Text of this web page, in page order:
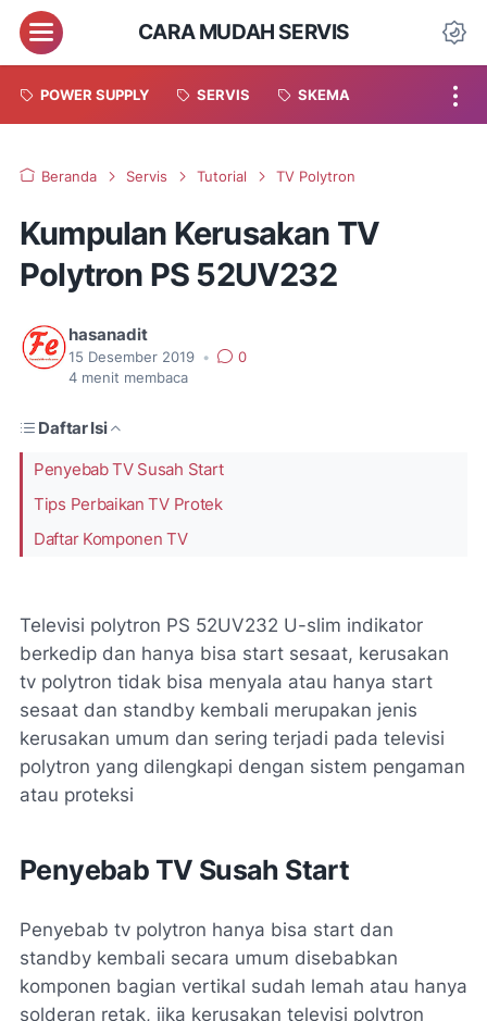
CARA MUDAH SERVIS
POWER SUPPLY SERVIS SKEMA
Beranda Servis Tutorial TV Polytron
Kumpulan Kerusakan TV
Polytron PS 52UV232
hasanadit
15 Desember 2019 •
0
4 menit membaca
Daftar Isi
Penyebab TV Susah Start
Tips Perbaikan TV Protek
Daftar Komponen TV
Televisi polytron PS 52UV232 U-slim indikator
berkedip dan hanya bisa start sesaat, kerusakan
tv polytron tidak bisa menyala atau hanya start
sesaat dan standby kembali merupakan jenis
kerusakan umum dan sering terjadi pada televisi
polytron yang dilengkapi dengan sistem pengaman
atau proteksi
Penyebab TV Susah Start
Penyebab tv polytron hanya bisa start dan
standby kembali secara umum disebabkan
komponen bagian vertikal sudah lemah atau hanya
solderan retak, jika kerusakan televisi polytron